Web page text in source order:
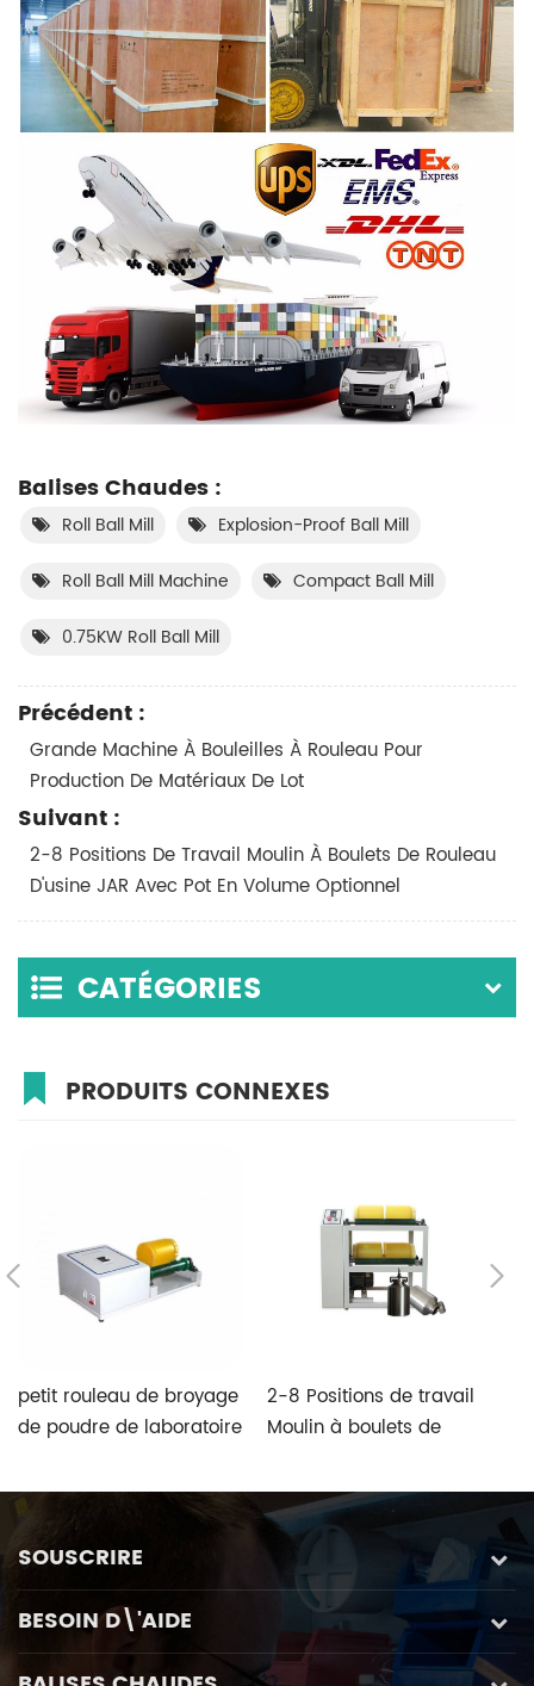
Balises Chaudes :
Roll Ball Mill Explosion-Proof Ball Mill
Roll Ball Mill Machine Compact Ball Mill
0.75KW Roll Ball Mill
Précédent :
Grande Machine À Bouleilles À Rouleau Pour
Production De Matériaux De Lot
Suivant :
2-8 Positions De Travail Moulin À Boulets De Rouleau
D'usine JAR Avec Pot En Volume Optionnel
CATÉGORIES
PRODUITS CONNEXES
petit rouleau de broyage
de poudre de laboratoire
2-8 Positions de travail
Moulin à boulets de
pot en volume optionnel
SOUSCRIRE
BESOIN D\'AIDE